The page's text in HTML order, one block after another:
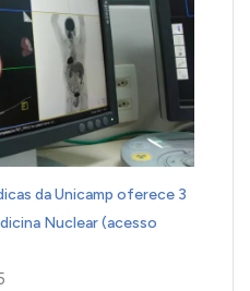
da Unicamp oferece 3
Nuclear (acesso